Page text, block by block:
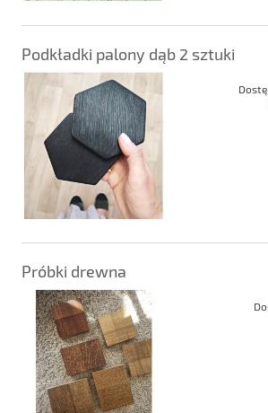
Podkładki palony dąb 2 sztuki
Próbki drewna